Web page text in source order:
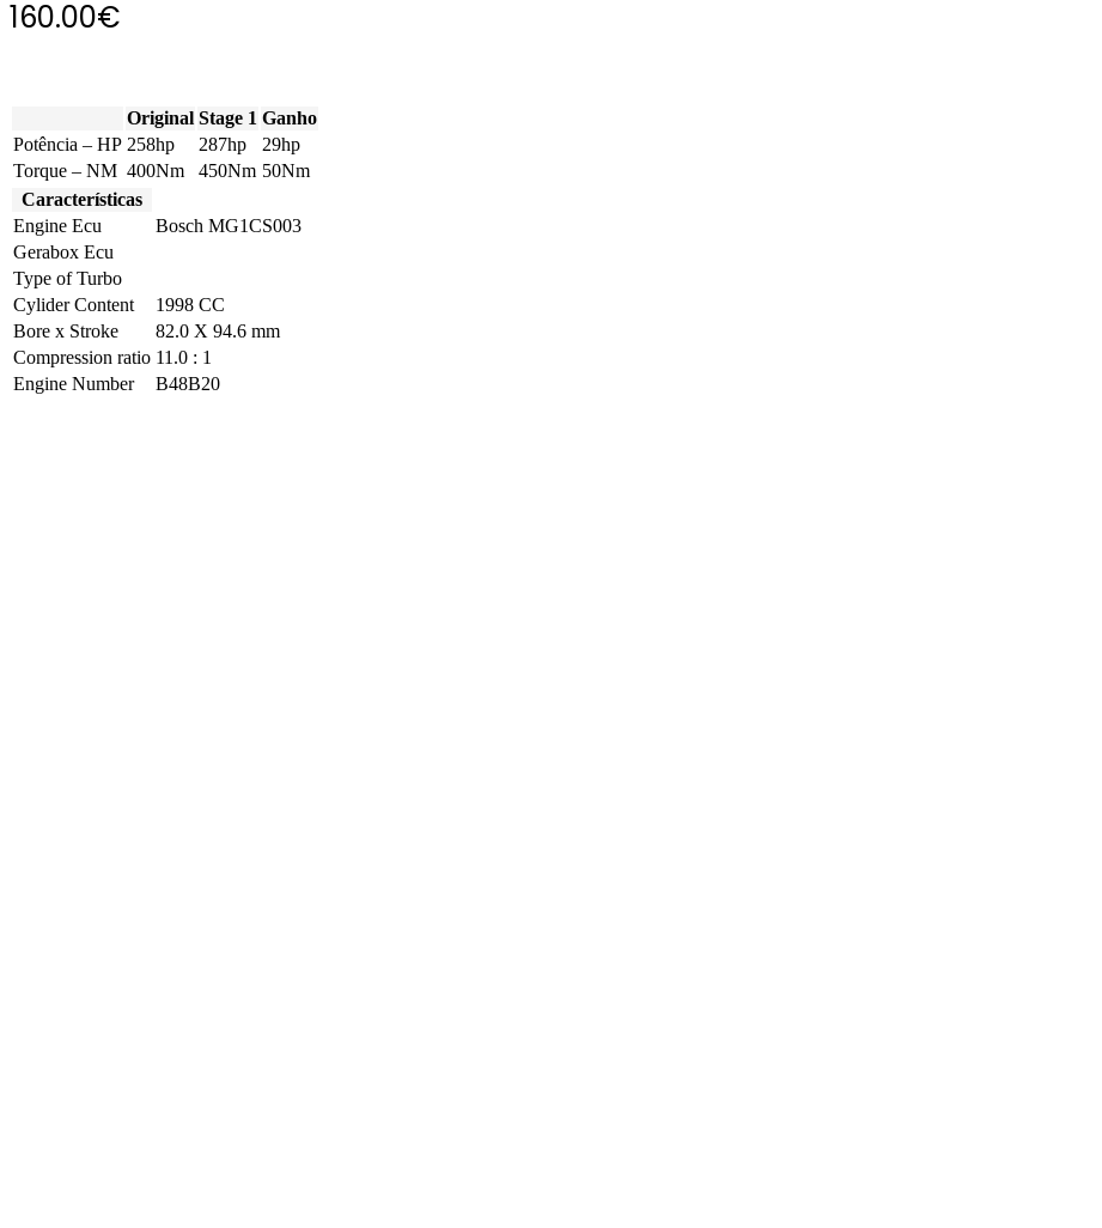
160.00€
Original Stage 1 Ganho
Potência – HP 258hp 287hp
29hp
Torque – NM 400Nm 450Nm 50Nm
Características
Engine Ecu
Bosch MG1CS003
Gerabox Ecu
Type of Turbo
Cylider Content
1998 CC
Bore x Stroke
82.0 X 94.6 mm
Compression ratio 11.0 : 1
Engine Number
B48B20